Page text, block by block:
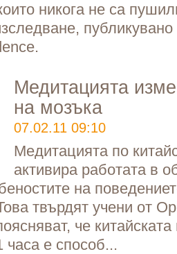
никога не са
Медитацията
на мозъка
07.02.11 09:10
Медитацията по
активира работата в
на
твърдят учени от
че
е способ...